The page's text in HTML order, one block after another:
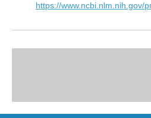
https://www.ncbi.nlm.nih.gov/